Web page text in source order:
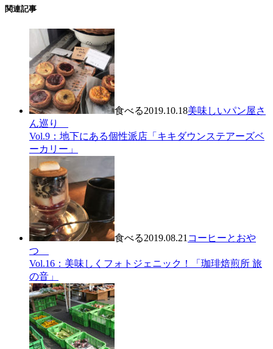
関連記事
食べる2019.10.18美味しいパン屋さ
ん巡り
Vol.9：地下にある個性派店「キキダウンステアーズベ
ーカリー」
食べる2019.08.21 コーヒーとおや
つ
Vol.16：美味しくフォトジェニック！「珈琲焙煎所 旅
の音」